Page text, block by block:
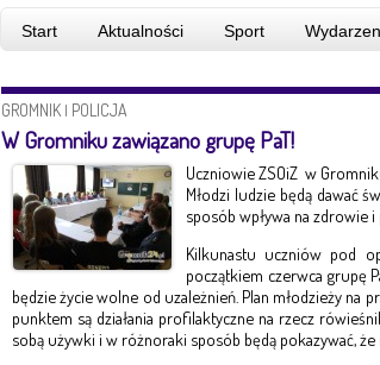
Start Aktualności Sport
GROMNIK | POLICJA
W Gromniku zawiązano grupę PaT!
Uczniowie ZSOiZ w
Młodzi ludzie będą dawać
sposób wpływa na zdrowie i
Kilkunastu uczniów pod
początkiem czerwca grupę
będzie życie wolne od uzależnień. Plan młodzieży na
punktem są działania profilaktyczne na rzecz
sobą używki i w różnoraki sposób będą pokazywać,